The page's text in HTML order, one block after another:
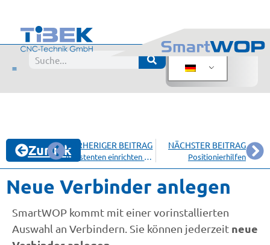
ZurückVORHERIGER BEITRAG
Assistenten einrichten und verwenden
NÄCHSTER BEITRAG
Positionierhilfen
SmartWOP kommt mit einer vorinstallierten
Auswahl an Verbindern. Sie können jederzeit neue
Neue Verbinder anlegen